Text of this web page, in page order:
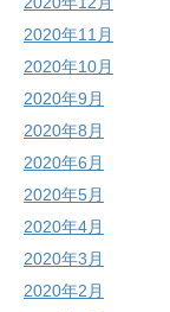
2020年11月
2020年10月
2020年9月
2020年8月
2020年6月
2020年5月
2020年4月
2020年3月
2020年2月